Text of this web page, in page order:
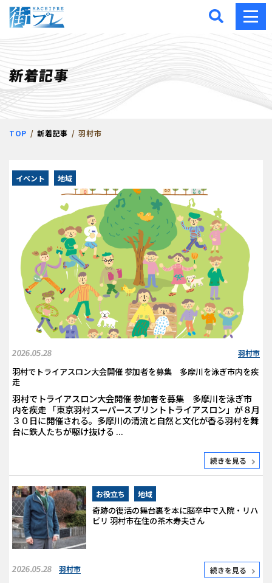
街プレ -東京・西多摩の
新着記事
TOP 新着記事 羽村市
イベント 地域
羽村でトライアスロン大会開催 参加者を募集 多摩川を泳ぎ市内を疾
走
羽村でトライアスロン大会開催 参加者を募集 多摩川を泳ぎ市
内を疾走 「東京羽村スーパースプリントトライアスロン」が８月
３０日に開催される。多摩川の清流と自然と文化が香る羽村を舞
台に鉄人たちが駆け抜ける ...
2026.05.28 羽村市
続きを見る
お役立ち 地域
奇跡の復活の舞台裏を本に脳卒中で入院・リハ
ビリ 羽村市在住の茶木寿夫さん
2026.05.28 羽村市 続きを見る